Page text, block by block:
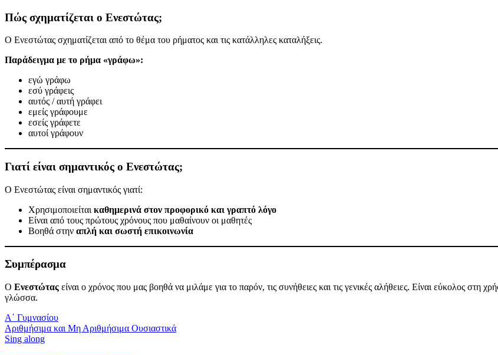
Πώς σχηματίζεται ο Ενεστώτας;
Ο Ενεστώτας σχηματίζεται από το θέμα του ρήματος και τις κατάλληλες καταλήξεις.
Παράδειγμα με το ρήμα «γράφω»:
εγώ γράφω
εσύ γράφεις
αυτός / αυτή γράφει
εμείς γράφουμε
εσείς γράφετε
αυτοί γράφουν
Γιατί είναι σημαντικός ο Ενεστώτας;
Ο Ενεστώτας είναι σημαντικός γιατί:
Χρησιμοποιείται καθημερινά στον προφορικό και γραπτό λόγο
Είναι από τους πρώτους χρόνους που μαθαίνουν οι μαθητές
Βοηθά στην απλή και σωστή επικοινωνία
Συμπέρασμα
Ο Ενεστώτας είναι ο χρόνος που μας βοηθά να μιλάμε για το παρόν, τις συνήθειες και τις γενικές αλήθειες. Είναι εύκολος στη
γλώσσα.
Α΄ Γυμνασίου
Πλοήγηση
άρθρων
Αριθμήσιμα και Μη Αριθμήσιμα Ουσιαστικά
Sing along